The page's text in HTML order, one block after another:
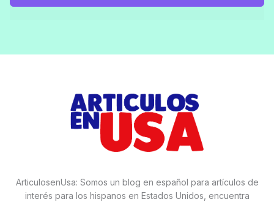
ArticulosenUsa: Somos un blog en español para artículos de
interés para los hispanos en Estados Unidos, encuentra